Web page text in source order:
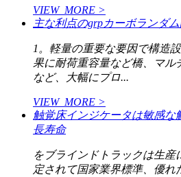
VIEW_MORE >
主な利点のgrpカーボランダ
1。軽量の重要な要因で構造
果に耐荷重容量など橋、マル
など、大幅にプロ...
VIEW_MORE >
触覚床インジケータは敏感な
長寿命
をブラインドトラックは生産
定されて国家業界標準、優れ